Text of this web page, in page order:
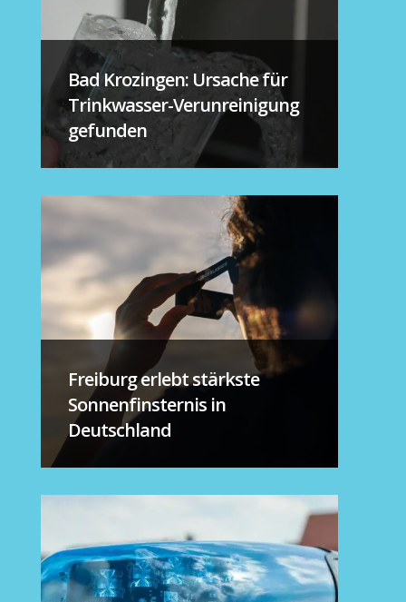
Bad Krozingen: Ursache für
Trinkwasser-Verunreinigung
gefunden
Freiburg erlebt stärkste
Sonnenfinsternis in
Deutschland